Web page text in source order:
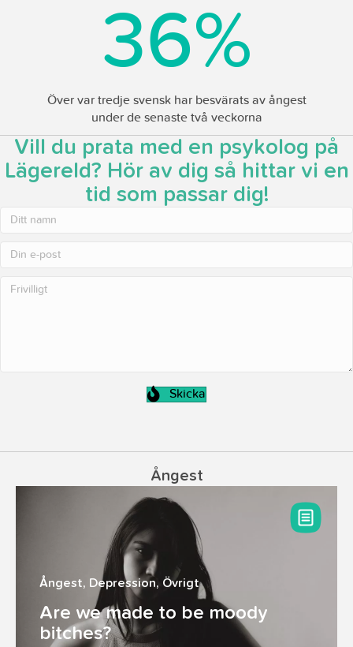
36%
Över var tredje svensk har besvärats av ångest
under de senaste två veckorna
Vill du prata med en psykolog på
Lägereld? Hör av dig så hittar vi en
tid som passar dig!
Skicka
Ångest
Ångest, Depression, Övrigt
Are we made to be moody
bitches?